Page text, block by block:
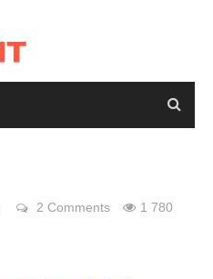
2 Comments 1 780